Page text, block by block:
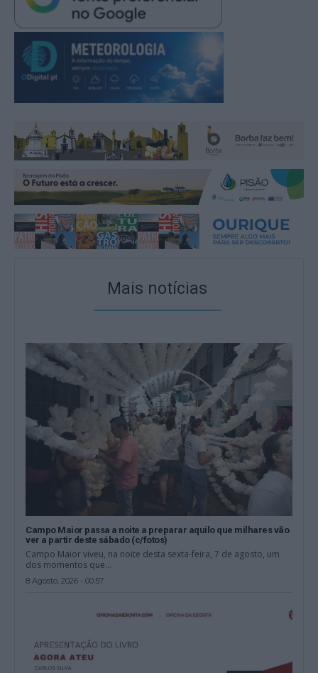
Mais notícias
Campo Maior passa a noite a preparar aquilo que milhares vão
ver a partir deste sábado (c/fotos)
Campo Maior viveu, na noite desta sexta-feira, 7 de agosto, um
dos momentos que...
8 Agosto, 2026 - 00:57